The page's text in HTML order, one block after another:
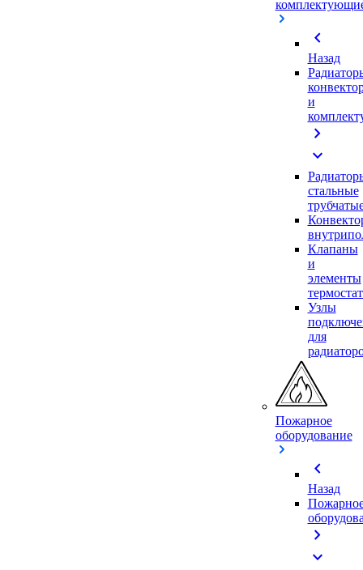
chevron_left
Назад
и
chevron_right
expand_more
стальные
Клапаны
и
элементы
Узлы
для
Пожарное
оборудование
chevron_left
Назад
chevron_right
expand_more